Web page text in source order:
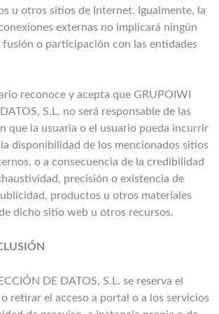
u otros sitios de Internet. Igualmente, la
externas no implicará ningún
o participación con las entidades
reconoce y acepta que GRUPOIWI
S.L. no será responsable de las
que la usuaria o el usuario pueda incurrir
disponibilidad de los mencionados sitios
o a consecuencia de la credibilidad
precisión o existencia de
productos u otros materiales
dicho sitio web u otros recursos.
DE DATOS, S.L. se reserva el
retirar el acceso a portal o a los servicios